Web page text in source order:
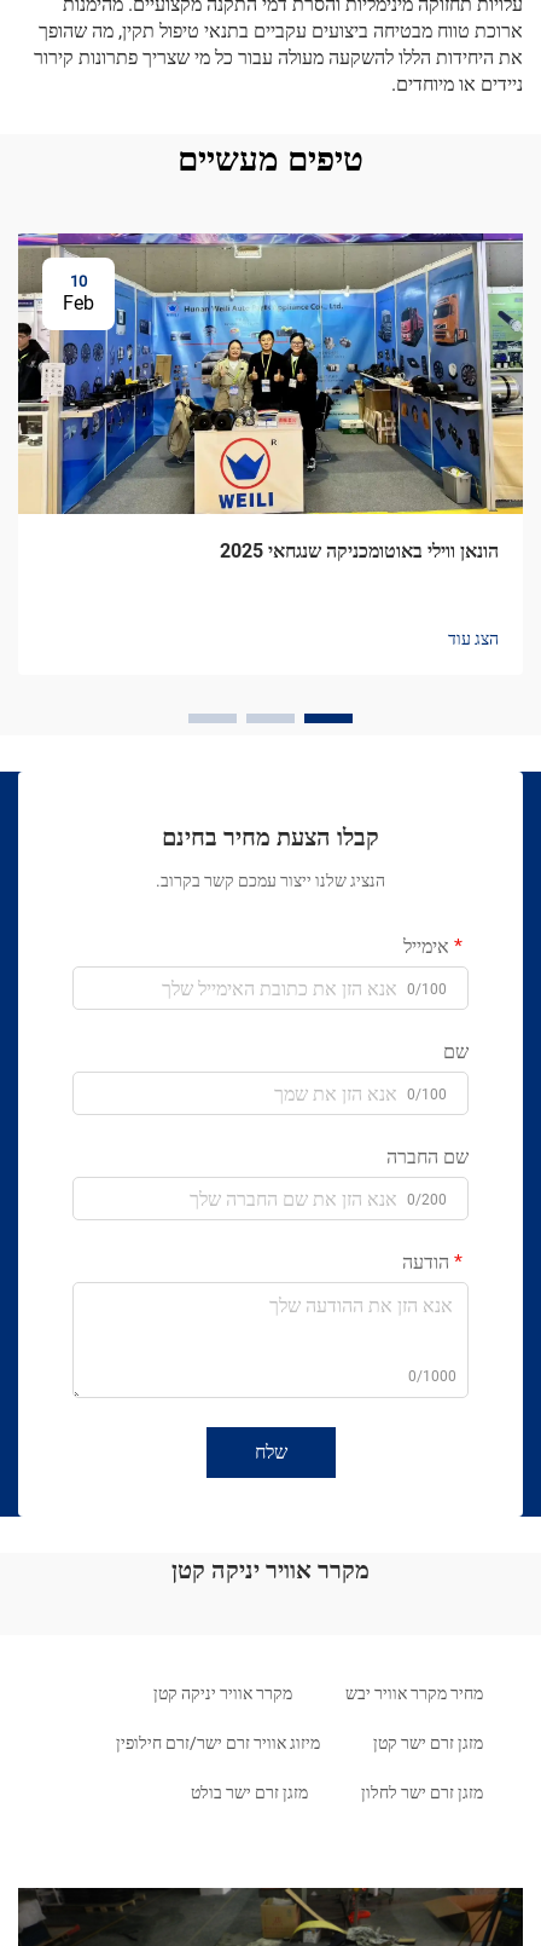
ארוכת טווח מבטיחה ביצועים עקביים בתנאי טיפול תקין, מה שהופך
את היחידות הללו להשקעה מעולה עבור כל מי שצריך פתרונות קירור
ניידים או מיוחדים.
טיפים מעשיים
10
Feb
הונאן ווילי באוטומכניקה שנגחאי 2025
הצג עוד
קבלו הצעת מחיר בחינם
הנציג שלנו ייצור עמכם קשר בקרוב.
אימייל
0/100
שם
0/100
שם החברה
0/200
הודעה
0/1000
שלח
מקרר אוויר יניקה קטן
מחיר מקרר אוויר יבש מקרר אוויר יניקה קטן
מזגן זרם ישר קטן מיזוג אוויר זרם ישר/זרם חילופין
מזגן זרם ישר לחלון מזגן זרם ישר בולט